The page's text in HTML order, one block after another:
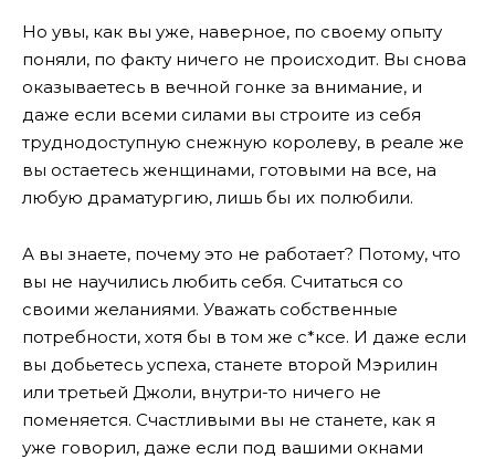
Но увы, как вы уже, наверное, по своему опыту
поняли, по факту ничего не происходит. Вы снова
оказываетесь в вечной гонке за внимание, и
даже если всеми силами вы строите из себя
труднодоступную снежную королеву, в реале же
вы остаетесь женщинами, готовыми на все, на
любую драматургию, лишь бы их полюбили.
А вы знаете, почему это не работает? Потому, что
вы не научились любить себя. Считаться со
своими желаниями. Уважать собственные
потребности, хотя бы в том же с*ксе. И даже если
вы добьетесь успеха, станете второй Мэрилин
или третьей Джоли, внутри-то ничего не
поменяется. Счастливыми вы не станете, как я
уже говорил, даже если под вашими окнами